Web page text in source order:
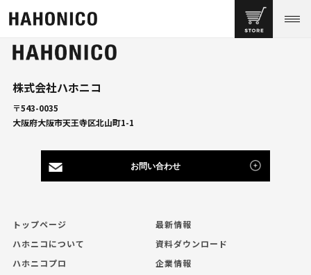
株式会社ハホニコ
〒543-0035
大阪府大阪市天王寺区北山町1-1
お問い合わせ
トップページ
ハホニコについて
ハホニコプロ
最新情報
資料ダウンロード
企業情報